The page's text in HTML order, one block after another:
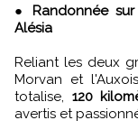
Randonnée
Alésia
Reliant les deux
Morvan et
totalise, 120
avertis et